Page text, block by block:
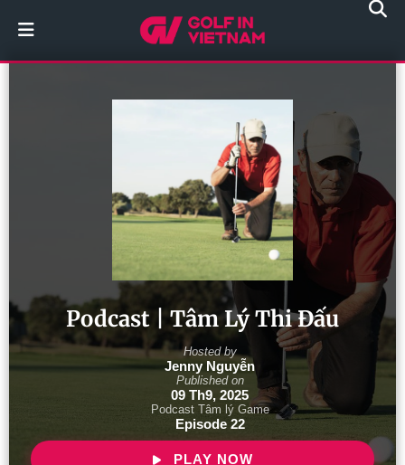
Podcast | Tâm Lý Thi Đấu
Hosted by
Jenny Nguyễn
Published on
09 Th9, 2025
Podcast Tâm lý Game
Episode 22
PLAY NOW